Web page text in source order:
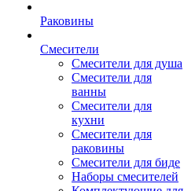
Раковины
Смесители
Смесители для душа
Смесители для
ванны
Смесители для
кухни
Смесители для
раковины
Смесители для биде
Наборы смесителей